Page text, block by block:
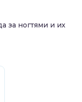
за ногтями и их